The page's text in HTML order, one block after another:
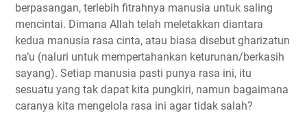
berpasangan, terlebih fitrahnya manusia untuk saling
mencintai. Dimana Allah telah meletakkan diantara
kedua manusia rasa cinta, atau biasa disebut gharizatun
na’u (naluri untuk mempertahankan keturunan/berkasih
sayang). Setiap manusia pasti punya rasa ini, itu
sesuatu yang tak dapat kita pungkiri, namun bagaimana
caranya kita mengelola rasa ini agar tidak salah?